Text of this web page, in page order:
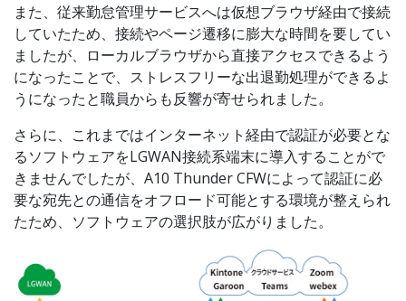
また、従来勤怠管理サービスへは仮想ブラウザ経由で接続
していたため、接続やページ遷移に膨大な時間を要してい
ましたが、ローカルブラウザから直接アクセスできるよう
になったことで、ストレスフリーな出退勤処理ができるよ
うになったと職員からも反響が寄せられました。
さらに、これまではインターネット経由で認証が必要とな
るソフトウェアをLGWAN接続系端末に導入することがで
きませんでしたが、A10 Thunder CFWによって認証に必
要な宛先との通信をオフロード可能とする環境が整えられ
たため、ソフトウェアの選択肢が広がりました。